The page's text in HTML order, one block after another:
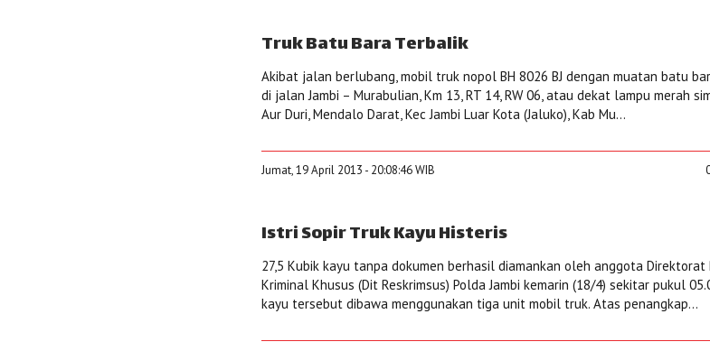
Truk Batu Bara Terbalik
Akibat jalan berlubang, mobil truk nopol BH 8026 BJ dengan muatan batu
di jalan Jambi – Murabulian, Km 13, RT 14, RW 06, atau dekat lampu merah
Aur Duri, Mendalo Darat, Kec Jambi Luar Kota (Jaluko), Kab Mu...
Jumat, 19 April 2013 - 20:08:46 WIB
Istri Sopir Truk Kayu Histeris
27,5 Kubik kayu tanpa dokumen berhasil diamankan oleh anggota Direktorat
Kriminal Khusus (Dit Reskrimsus) Polda Jambi kemarin (18/4) sekitar pukul
kayu tersebut dibawa menggunakan tiga unit mobil truk. Atas penangkap...